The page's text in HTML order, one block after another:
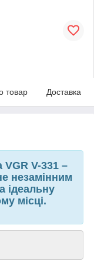
товар Доставка
V-331 –
незамінним
ідеальну
місці.